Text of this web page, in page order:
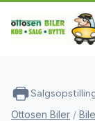
Ottosen Biler /